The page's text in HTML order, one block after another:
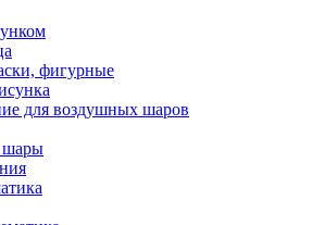
фигурные
для воздушных шаров
шары